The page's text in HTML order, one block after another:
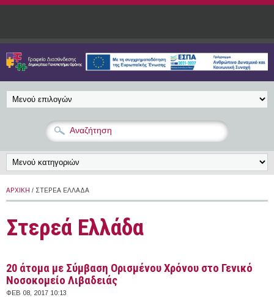
Παράκαμψη προς το κυρίως περιεχόμενο
ΑΡΧΙΚΉ / ΣΤΕΡΕΆ ΕΛΛΆΔΑ
Στερεά Ελλάδα
20 άτομα με Σύμβαση Ορισμένου Χρόνου στο Γενικό
Νοσοκομείο Λιβαδειάς
ΦΕΒ 08, 2017 10:13